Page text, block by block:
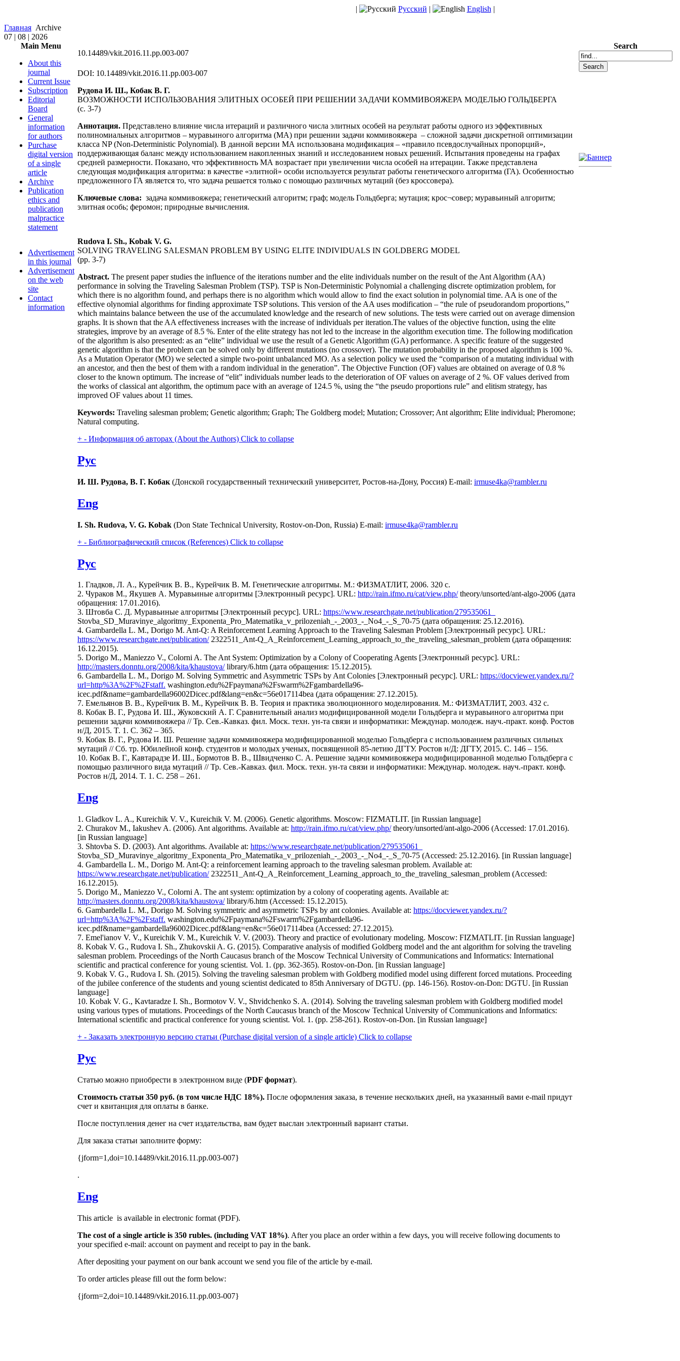
| Русский | English |
Главная Archive
07 | 08 | 2026
Main Menu
About this
journal
Current Issue
Subscription
Editorial
Board
General
information
for authors
Purchase
digital version
of a single
article
Archive
Publication
ethics and
publication
malpractice
statement
Advertisement
in this journal
Advertisement
on the web
site
Contact
information
10.14489/vkit.2016.11.pp.003-007
DOI: 10.14489/vkit.2016.11.pp.003-007
Рудова И. Ш., Кобак В. Г.
ВОЗМОЖНОСТИ ИСПОЛЬЗОВАНИЯ ЭЛИТНЫХ ОСОБЕЙ ПРИ РЕШЕНИИ ЗАДАЧИ КОММИВОЯЖЕРА МОДЕЛЬЮ ГОЛЬДБЕРГА
(c. 3-7)
Аннотация. Представлено влияние числа итераций и различного числа элитных особей на результат работы одного из эффективных
полиномиальных алгоритмов – муравьиного алгоритма (МА) при решении задачи коммивояжера – сложной задачи дискретной оптимизации
класса NP (Non-Deterministic Polynomial). В данной версии МА использована модификация – «правило псевдослучайных пропорций»,
поддерживающая баланс между использованием накопленных знаний и исследованием новых решений. Испытания проведены на графах
средней размерности. Показано, что эффективность МА возрастает при увеличении числа особей на итерации. Также представлена
следующая модификация алгоритма: в качестве «элитной» особи используется результат работы генетического алгоритма (ГА). Особенностью
предложенного ГА является то, что задача решается только с помощью различных мутаций (без кроссовера).
Ключевые слова: задача коммивояжера; генетический алгоритм; граф; модель Гольдберга; мутация; крос¬совер; муравьиный алгоритм;
элитная особь; феромон; природные вычисления.
Rudova I. Sh., Kobak V. G.
SOLVING TRAVELING SALESMAN PROBLEM BY USING ELITE INDIVIDUALS IN GOLDBERG MODEL
(pp. 3-7)
Abstract. The present paper studies the influence of the iterations number and the elite individuals number on the result of the Ant Algorithm (AA)
performance in solving the Traveling Salesman Problem (TSP). TSP is Non-Deterministic Polynomial a challenging discrete optimization problem, for
which there is no algorithm found, and perhaps there is no algorithm which would allow to find the exact solution in polynomial time. AA is one of the
effective olynomial algorithms for finding approximate TSP solutions. This version of the AA uses modification – “the rule of pseudorandom proportions,”
which maintains balance between the use of the accumulated knowledge and the research of new solutions. The tests were carried out on average dimension
graphs. It is shown that the AA effectiveness increases with the increase of individuals per iteration.The values of the objective function, using the elite
strategies, improve by an average of 8.5 %. Enter of the elite strategy has not led to the increase in the algorithm execution time. The following modification
of the algorithm is also presented: as an “elite” individual we use the result of a Genetic Algorithm (GA) performance. A specific feature of the suggested
genetic algorithm is that the problem can be solved only by different mutations (no crossover). The mutation probability in the proposed algorithm is 100 %.
As a Mutation Operator (MO) we selected a simple two-point unbalanced MO. As a selection policy we used the “comparison of a mutating individual with
an ancestor, and then the best of them with a random individual in the generation”. The Objective Function (OF) values are obtained on average of 0.8 %
closer to the known optimum. The increase of “elit” individuals number leads to the deterioration of OF values on average of 2 %. OF values derived from
the works of classical ant algorithm, the optimum pace with an average of 124.5 %, using the “the pseudo proportions rule” and elitism strategy, has
improved OF values about 11 times.
Keywords: Traveling salesman problem; Genetic algorithm; Graph; The Goldberg model; Mutation; Crossover; Ant algorithm; Elite individual; Pheromone;
Natural computing.
+ - Информация об авторах (About the Authors) Click to collapse
Рус
И. Ш. Рудова, В. Г. Кобак (Донской государственный технический университет, Ростов-на-Дону, Россия) E-mail: irmuse4ka@rambler.ru
Eng
I. Sh. Rudova, V. G. Kobak (Don State Technical University, Rostov-on-Don, Russia) E-mail: irmuse4ka@rambler.ru
+ - Библиографический список (References) Click to collapse
Рус
1. Гладков, Л. А., Курейчик В. В., Курейчик В. М. Генетические алгоритмы. М.: ФИЗМАТЛИТ, 2006. 320 с.
2. Чураков М., Якушев А. Муравьиные алгоритмы [Электронный ресурс]. URL: http://rain.ifmo.ru/cat/view.php/theory/unsorted/ant-algo-2006 (дата
обращения: 17.01.2016).
3. Штовба С. Д. Муравьиные алгоритмы [Электронный ресурс]. URL: https://www.researchgate.net/publication/279535061_
Stovba_SD_Muravinye_algoritmy_Exponenta_Pro_Matematika_v_prilozeniah_-_2003_-_No4_-_S_70-75 (дата обращения: 25.12.2016).
4. Gambardella L. M., Dorigo M. Ant-Q: A Reinforcement Learning Approach to the Traveling Salesman Problem [Электронный ресурс]. URL:
https://www.researchgate.net/publication/2322511_Ant-Q_A_Reinforcement_Learning_approach_to_the_traveling_salesman_problem (дата обращения:
16.12.2015).
5. Dorigo M., Maniezzo V., Colorni A. The Ant System: Optimization by a Colony of Cooperating Agents [Электронный ресурс]. URL:
http://masters.donntu.org/2008/kita/khaustova/library/6.htm (дата обращения: 15.12.2015).
6. Gambardella L. M., Dorigo M. Solving Symmetric and Asymmetric TSPs by Ant Colonies [Электронный ресурс]. URL: https://docviewer.yandex.ru/?
url=http%3A%2F%2Fstaff. washington.edu%2Fpaymana%2Fswarm%2Fgambardella96-
icec.pdf&name=gambardella96002Dicec.pdf&lang=en&c=56e017114bea (дата обращения: 27.12.2015).
7. Емельянов В. В., Курейчик В. М., Курейчик В. В. Теория и практика эволюционного моделирования. М.: ФИЗМАТЛИТ, 2003. 432 с.
8. Кобак В. Г., Рудова И. Ш., Жуковский А. Г. Сравнительный анализ модифицированной модели Гольдберга и муравьиного алгоритма при
решении задачи коммивояжера // Тр. Сев.-Кавказ. фил. Моск. техн. ун-та связи и информатики: Междунар. молодеж. науч.-практ. конф. Ростов
н/Д, 2015. T. 1. С. 362 – 365.
9. Кобак В. Г., Рудова И. Ш. Решение задачи коммивояжера модифицированной моделью Гольдберга с использованием различных сильных
мутаций // Сб. тр. Юбилейной конф. студентов и молодых ученых, посвященной 85-летию ДГТУ. Ростов н/Д: ДГТУ, 2015. С. 146 – 156.
10. Кобак В. Г., Кавтарадзе И. Ш., Бормотов В. В., Швидченко С. А. Решение задачи коммивояжера модифицированной моделью Гольдберга с
помощью различного вида мутаций // Тр. Сев.-Кавказ. фил. Моск. техн. ун-та связи и информатики: Междунар. молодеж. науч.-практ. конф.
Ростов н/Д, 2014. T. 1. С. 258 – 261.
Eng
1. Gladkov L. A., Kureichik V. V., Kureichik V. M. (2006). Genetic algorithms. Moscow: FIZMATLIT. [in Russian language]
2. Churakov M., Iakushev A. (2006). Ant algorithms. Available at: http://rain.ifmo.ru/cat/view.php/theory/unsorted/ant-algo-2006 (Accessed: 17.01.2016).
[in Russian language]
3. Shtovba S. D. (2003). Ant algorithms. Available at: https://www.researchgate.net/publication/279535061_
Stovba_SD_Muravinye_algoritmy_Exponenta_Pro_Matematika_v_prilozeniah_-_2003_-_No4_-_S_70-75 (Accessed: 25.12.2016). [in Russian language]
4. Gambardella L. M., Dorigo M. Ant-Q: a reinforcement learning approach to the traveling salesman problem. Available at:
https://www.researchgate.net/publication/2322511_Ant-Q_A_Reinforcement_Learning_approach_to_the_traveling_salesman_problem (Accessed:
16.12.2015).
5. Dorigo M., Maniezzo V., Colorni A. The ant system: optimization by a colony of cooperating agents. Available at:
http://masters.donntu.org/2008/kita/khaustova/library/6.htm (Accessed: 15.12.2015).
6. Gambardella L. M., Dorigo M. Solving symmetric and asymmetric TSPs by ant colonies. Available at: https://docviewer.yandex.ru/?
url=http%3A%2F%2Fstaff. washington.edu%2Fpaymana%2Fswarm%2Fgambardella96-
icec.pdf&name=gambardella96002Dicec.pdf&lang=en&c=56e017114bea (Accessed: 27.12.2015).
7. Emel'ianov V. V., Kureichik V. M., Kureichik V. V. (2003). Theory and practice of evolutionary modeling. Moscow: FIZMATLIT. [in Russian language]
8. Kobak V. G., Rudova I. Sh., Zhukovskii A. G. (2015). Comparative analysis of modified Goldberg model and the ant algorithm for solving the traveling
salesman problem. Proceedings of the North Caucasus branch of the Moscow Technical University of Communications and Informatics: International
scientific and practical conference for young scientist. Vol. 1. (pp. 362-365). Rostov-on-Don. [in Russian language]
9. Kobak V. G., Rudova I. Sh. (2015). Solving the traveling salesman problem with Goldberg modified model using different forced mutations. Proceeding
of the jubilee conference of the students and young scientist dedicated to 85th Anniversary of DGTU. (pp. 146-156). Rostov-on-Don: DGTU. [in Russian
language]
10. Kobak V. G., Kavtaradze I. Sh., Bormotov V. V., Shvidchenko S. A. (2014). Solving the traveling salesman problem with Goldberg modified model
using various types of mutations. Proceedings of the North Caucasus branch of the Moscow Technical University of Communications and Informatics:
International scientific and practical conference for young scientist. Vol. 1. (pp. 258-261). Rostov-on-Don. [in Russian language]
+ - Заказать электронную версию статьи (Purchase digital version of a single article) Click to collapse
Рус
Статью можно приобрести в электронном виде (PDF формат).
Стоимость статьи 350 руб. (в том числе НДС 18%). После оформления заказа, в течение нескольких дней, на указанный вами e-mail придут
счет и квитанция для оплаты в банке.
После поступления денег на счет издательства, вам будет выслан электронный вариант статьи.
Для заказа статьи заполните форму:
{jform=1,doi=10.14489/vkit.2016.11.pp.003-007}
.
Eng
This article is available in electronic format (PDF).
The cost of a single article is 350 rubles. (including VAT 18%). After you place an order within a few days, you will receive following documents to
your specified e-mail: account on payment and receipt to pay in the bank.
After depositing your payment on our bank account we send you file of the article by e-mail.
To order articles please fill out the form below:
{jform=2,doi=10.14489/vkit.2016.11.pp.003-007}
Search